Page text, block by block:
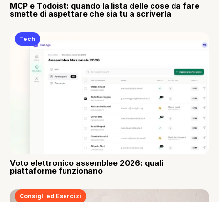
MCP e Todoist: quando la lista delle cose da fare
smette di aspettare che sia tu a scriverla
Tech
Voto elettronico assemblee 2026: quali
piattaforme funzionano
Consigli ed Esercizi